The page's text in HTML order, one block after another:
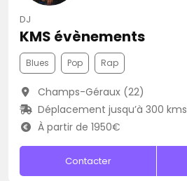
DJ
KMS évènements
Blues Pop Rap
Champs-Géraux (22)
Déplacement jusqu’à 300 kms
À partir de 1950€
Contacter